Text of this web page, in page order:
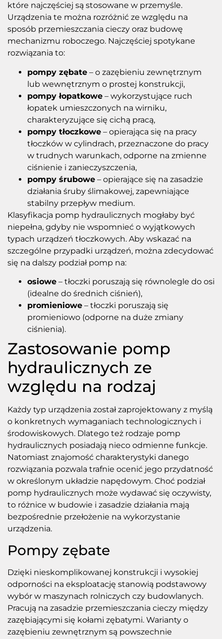
które najczęściej są stosowane w przemyśle.
Urządzenia te można rozróżnić ze względu na
sposób przemieszczania cieczy oraz budowę
mechanizmu roboczego. Najczęściej spotykane
rozwiązania to:
pompy zębate – o zazębieniu zewnętrznym
lub wewnętrznym o prostej konstrukcji,
pompy łopatkowe – wykorzystujące ruch
łopatek umieszczonych na wirniku,
charakteryzujące się cichą pracą,
pompy tłoczkowe – opierająca się na pracy
tłoczków w cylindrach, przeznaczone do pracy
w trudnych warunkach, odporne na zmienne
ciśnienie i zanieczyszczenia,
pompy śrubowe – opierające się na zasadzie
działania śruby ślimakowej, zapewniające
stabilny przepływ medium.
Klasyfikacja pomp hydraulicznych mogłaby być
niepełna, gdyby nie wspomnieć o wyjątkowych
typach urządzeń tłoczkowych. Aby wskazać na
szczególne przypadki urządzeń, można zdecydować
się na dalszy podział pomp na:
osiowe – tłoczki poruszają się równolegle do osi
(idealne do średnich ciśnień),
promieniowe – tłoczki poruszają się
promieniowo (odporne na duże zmiany
ciśnienia).
Zastosowanie pomp
hydraulicznych ze
względu na rodzaj
Każdy typ urządzenia został zaprojektowany z myślą
o konkretnych wymaganiach technologicznych i
środowiskowych. Dlatego też rodzaje pomp
hydraulicznych posiadają nieco odmienne funkcje.
Natomiast znajomość charakterystyki danego
rozwiązania pozwala trafnie ocenić jego przydatność
w określonym układzie napędowym. Choć podział
pomp hydraulicznych może wydawać się oczywisty,
to różnice w budowie i zasadzie działania mają
bezpośrednie przełożenie na wykorzystanie
urządzenia.
Pompy zębate
Dzięki nieskomplikowanej konstrukcji i wysokiej
odporności na eksploatację stanowią podstawowy
wybór w maszynach rolniczych czy budowlanych.
Pracują na zasadzie przemieszczania cieczy między
zazębiającymi się kołami zębatymi. Warianty o
zazębieniu zewnętrznym są powszechnie